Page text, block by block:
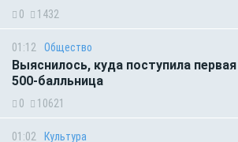
0 1432
01:12 Общество
Выяснилось, куда поступила
500-балльница
0 10621
01:02 Культура